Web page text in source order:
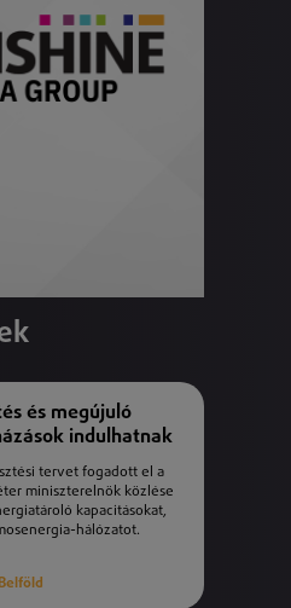
és megújuló
indulhatnak
tervet fogadott el a
miniszterelnök közlése
kapacitásokat,
hálózatot.
Belföld